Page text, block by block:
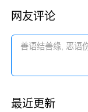
网友评论
最近更新